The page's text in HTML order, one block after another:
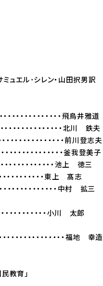
ミュエル･シレン・山田択男訳
・・・・・・・・・・・・飛鳥井雅道
・・・・・・・・・・・・・北川 鉄夫
・・・・・・・・・・・・・・前川登志夫
・・・・・・・・・・・・・釜我登美子
・・・・・・・・・・・・・池上 徳三
・・・・・・・東上 髙志
・・・・・・・・・・・中村 拡三
・・・・・・・小川 太郎
・・・・・・・・・・・・・・福地 幸造
育」